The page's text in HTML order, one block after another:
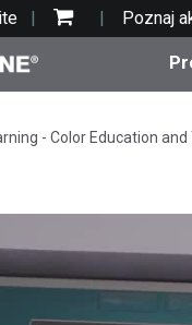
Poznaj
- Color Education and